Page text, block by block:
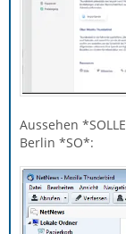
Aussehen
Berlin *SO*: